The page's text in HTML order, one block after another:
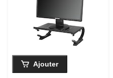
Ajouter